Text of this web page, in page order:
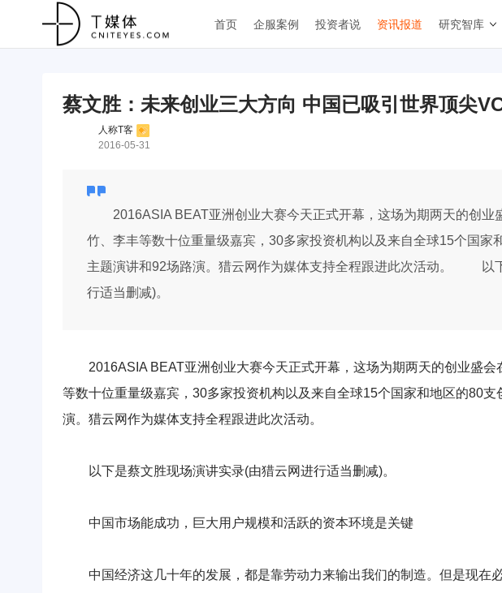
首页 企服案例 投资者说 资讯报道 研究智库
蔡文胜：未来创业三大方向 中国已吸引世界顶尖
人称T客
2016-05-31
2016ASIA BEAT亚洲创业大赛今天正式开幕，这场为期两天的创业
竹、李丰等数十位重量级嘉宾，30多家投资机构以及来自全球15个国家
主题演讲和92场路演。猎云网作为媒体支持全程跟进此次活动。 以
行适当删减)。
2016ASIA BEAT亚洲创业大赛今天正式开幕，这场为期两天的创业盛会
等数十位重量级嘉宾，30多家投资机构以及来自全球15个国家和地区的80
演。猎云网作为媒体支持全程跟进此次活动。
以下是蔡文胜现场演讲实录(由猎云网进行适当删减)。
中国市场能成功，巨大用户规模和活跃的资本环境是关键
中国经济这几十年的发展，都是靠劳动力来输出我们的制造。但是现在